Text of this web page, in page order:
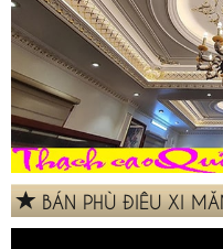
BÁN PHÙ ĐIÊU XI